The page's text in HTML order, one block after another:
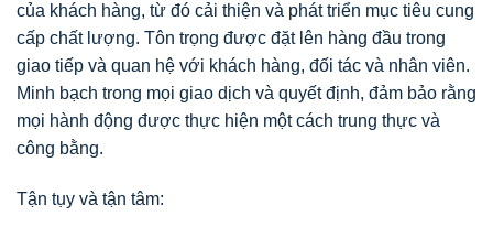
của khách hàng, từ đó cải thiện và phát triển mục tiêu cung
cấp chất lượng. Tôn trọng được đặt lên hàng đầu trong
giao tiếp và quan hệ với khách hàng, đối tác và nhân viên.
Minh bạch trong mọi giao dịch và quyết định, đảm bảo rằng
mọi hành động được thực hiện một cách trung thực và
công bằng.
Tận tụy và tận tâm: